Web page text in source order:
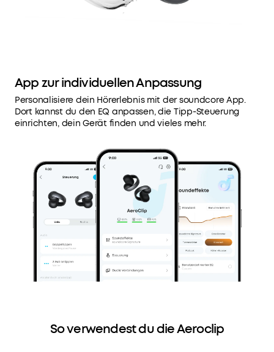
App zur individuellen Anpassung
Personalisiere dein Hörerlebnis mit der soundcore App.
Dort kannst du den EQ anpassen, die Tipp-Steuerung
einrichten, dein Gerät finden und vieles mehr.
So verwendest du die Aeroclip